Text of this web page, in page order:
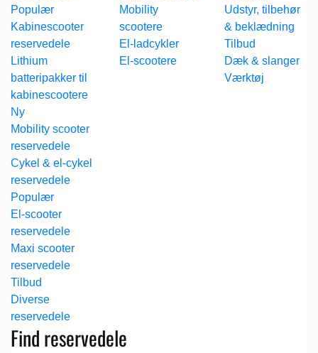
Tilbage til shoppen
Kabinescooter
reservedele
Lithium
batteripakker til
kabinescootere
Mobility scooter
reservedele
Cykel & el-cykel
reservedele
El-scooter
reservedele
Maxi scooter
reservedele
Diverse
reservedele
Mobility
scootere
El-ladcykler
El-scootere
Udstyr, tilbehør
& beklædning
Dæk & slanger
Værktøj
Find reservedele